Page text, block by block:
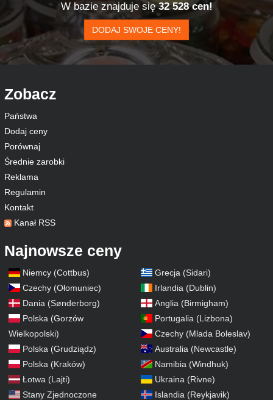
W bazie znajduje się32 528 cen!
DODAJ SWOJE CENY!
Zobacz
Państwa
Dodaj ceny
Porównaj
Średnie zarobki
Reklama
Regulamin
Kontakt
Kanał RSS
Najnowsze ceny
Niemcy (Cottbus)
Czechy (Ołomuniec)
Dania (Sønderborg)
Polska (Gorzów
Wielkopolski)
Polska (Grudziądz)
Polska (Kraków)
Łotwa (Lajti)
Stany Zjednoczone
Grecja (Sidari)
Irlandia (Dublin)
Anglia (Birmigham)
Portugalia (Lizbona)
Czechy (Mlada Boleslav)
Australia (Newcastle)
Namibia (Windhuk)
Ukraina (Rivne)
Islandia (Reykjavik)